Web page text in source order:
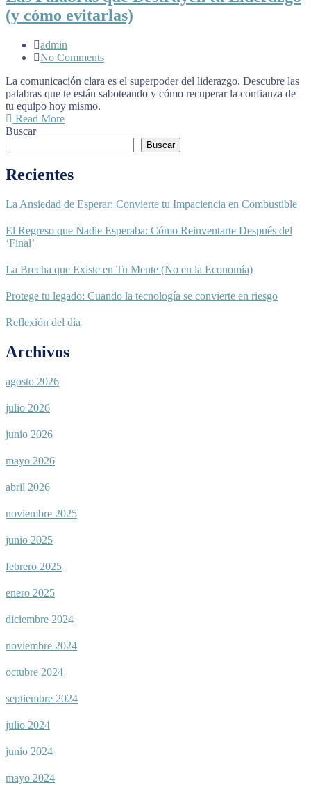
(y cómo evitarlas)
admin
No Comments
La comunicación clara es el superpoder del liderazgo. Descubre las
palabras que te están saboteando y cómo recuperar la confianza de
tu equipo hoy mismo.
Read More
Buscar
Buscar
Recientes
La Ansiedad de Esperar: Convierte tu Impaciencia en Combustible
El Regreso que Nadie Esperaba: Cómo Reinventarte Después del
‘Final’
La Brecha que Existe en Tu Mente (No en la Economía)
Protege tu legado: Cuando la tecnología se convierte en riesgo
Reflexión del día
Archivos
agosto 2026
julio 2026
junio 2026
mayo 2026
abril 2026
noviembre 2025
junio 2025
febrero 2025
enero 2025
diciembre 2024
noviembre 2024
octubre 2024
septiembre 2024
julio 2024
junio 2024
mayo 2024